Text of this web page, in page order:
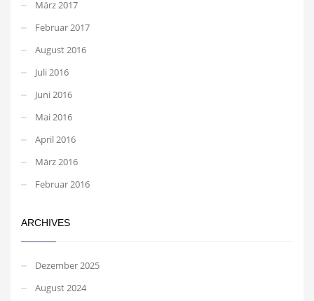
März 2017
Februar 2017
August 2016
Juli 2016
Juni 2016
Mai 2016
April 2016
März 2016
Februar 2016
ARCHIVES
Dezember 2025
August 2024